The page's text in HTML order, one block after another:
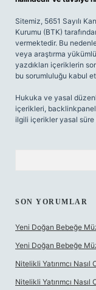
Sitemiz, 5651 Sayılı
Kurumu (BTK)
vermektedir. Bu
veya araştırma
yazdıkları içeriklerin
bu sorumluluğu kabul
Hukuka ve yasal
içerikleri,
ilgili içerikler yasal süre
SON YORUMLAR
Yeni Doğan Bebeğe
Yeni Doğan Bebeğe
Nitelikli Yatırımcı Nasıl
Nitelikli Yatırımcı Nasıl